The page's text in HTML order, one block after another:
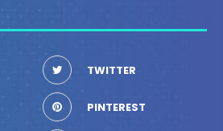
TWITTER
PINTEREST